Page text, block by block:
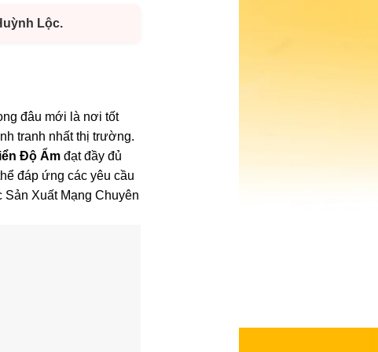
Lộc.
đâu mới là nơi tốt
tranh nhất thị trường.
Độ Ẩm đạt đầy đủ
đáp ứng các yêu cầu
Xuất Mạng Chuyên